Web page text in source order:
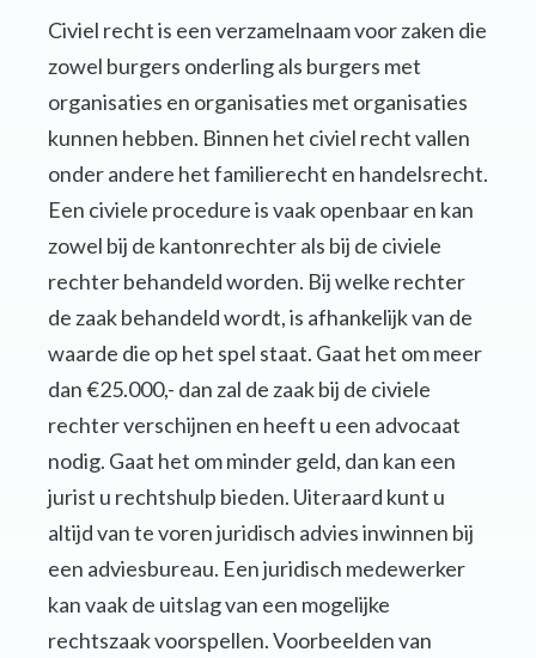
Civiel recht is een verzamelnaam voor zaken die
zowel burgers onderling als burgers met
organisaties en organisaties met organisaties
kunnen hebben. Binnen het civiel recht vallen
onder andere het familierecht en handelsrecht.
Een civiele procedure is vaak openbaar en kan
zowel bij de kantonrechter als bij de civiele
rechter behandeld worden. Bij welke rechter
de zaak behandeld wordt, is afhankelijk van de
waarde die op het spel staat. Gaat het om meer
dan €25.000,- dan zal de zaak bij de civiele
rechter verschijnen en heeft u een advocaat
nodig. Gaat het om minder geld, dan kan een
jurist u rechtshulp bieden. Uiteraard kunt u
altijd van te voren juridisch advies inwinnen bij
een adviesbureau. Een juridisch medewerker
kan vaak de uitslag van een mogelijke
rechtszaak voorspellen. Voorbeelden van